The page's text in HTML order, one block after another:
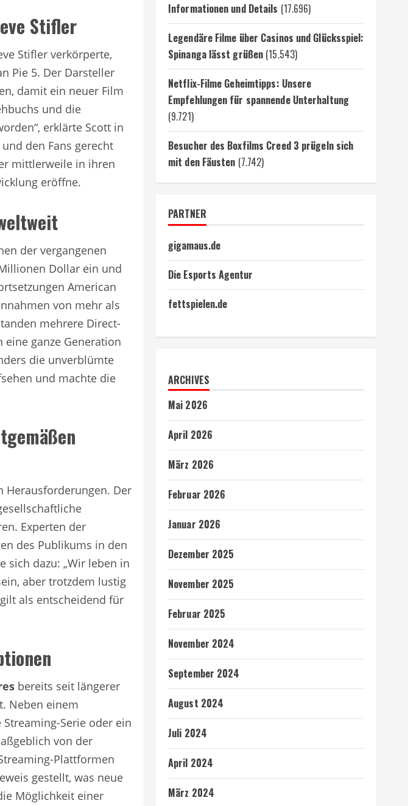
Stifler
Stifler verkörperte,
Pie 5. Der Darsteller
damit ein neuer Film
und die
erklärte Scott in
den Fans gerecht
mittlerweile in ihren
eröffne.
der vergangenen
Dollar ein und
American
von mehr als
mehrere Direct-
ganze Generation
die unverblümte
und machte die
Herausforderungen. Der
Experten der
des Publikums in den
sich dazu: „Wir leben in
aber trotzdem lustig
als entscheidend für
bereits seit längerer
Neben einem
Serie oder ein
von der
Plattformen
gestellt, was neue
Möglichkeit einer
Informationen und Details (17.696)
Legendäre Filme über Casinos und Glücksspiel:
Spinanga lässt grüßen (15.543)
Netflix-Filme Geheimtipps: Unsere
Empfehlungen für spannende Unterhaltung
(9.721)
Besucher des Boxfilms Creed 3 prügeln sich
mit den Fäusten (7.742)
PARTNER
gigamaus.de
Die Esports Agentur
fettspielen.de
ARCHIVES
Mai 2026
April 2026
März 2026
Februar 2026
Januar 2026
Dezember 2025
November 2025
Februar 2025
November 2024
September 2024
August 2024
Juli 2024
April 2024
März 2024